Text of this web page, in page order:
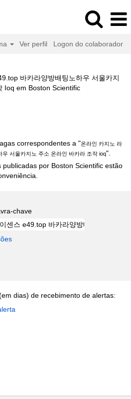
Ver perfil Logon do colaborador
바카라양방배팅노하우 서울카지
Ioq em Boston Scientific(página
correspondentes a "온라인 카지노 라
서울카지노 주소 온라인 바카라 조작 ioq".
por Boston Scientific estão
chave
dias) de recebimento de alertas: